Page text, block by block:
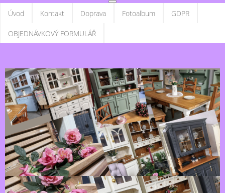
Úvod Kontakt Doprava Fotoalbum GDPR
OBJEDNÁVKOVÝ FORMULÁŘ